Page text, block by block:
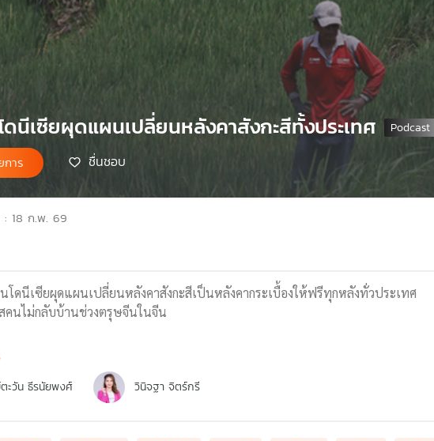
นีเซียผุดแผนเปลี่ยนหลังคาสังกะสีทั้งประเทศ
าร ชื่นชอบ
: 18 ก.พ. 69
โดนีเซียผุดแผนเปลี่ยนหลังคาสังกะสีเป็นหลังคากระเบื้องให้ฟรีทุกหลังทั่วประเทศ
คนไม่กลับบ้านช่วงตรุษจีนในจีน
ะวัน ธีรนัยพงศ์ วินิจฐา จิตร์กรี